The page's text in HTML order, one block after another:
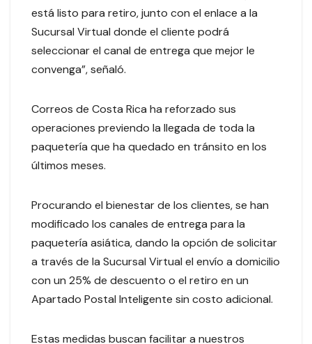
está listo para retiro, junto con el enlace a la
Sucursal Virtual donde el cliente podrá
seleccionar el canal de entrega que mejor le
convenga”, señaló.
Correos de Costa Rica ha reforzado sus
operaciones previendo la llegada de toda la
paquetería que ha quedado en tránsito en los
últimos meses.
Procurando el bienestar de los clientes, se han
modificado los canales de entrega para la
paquetería asiática, dando la opción de solicitar
a través de la Sucursal Virtual el envío a domicilio
con un 25% de descuento o el retiro en un
Apartado Postal Inteligente sin costo adicional.
Estas medidas buscan facilitar a nuestros